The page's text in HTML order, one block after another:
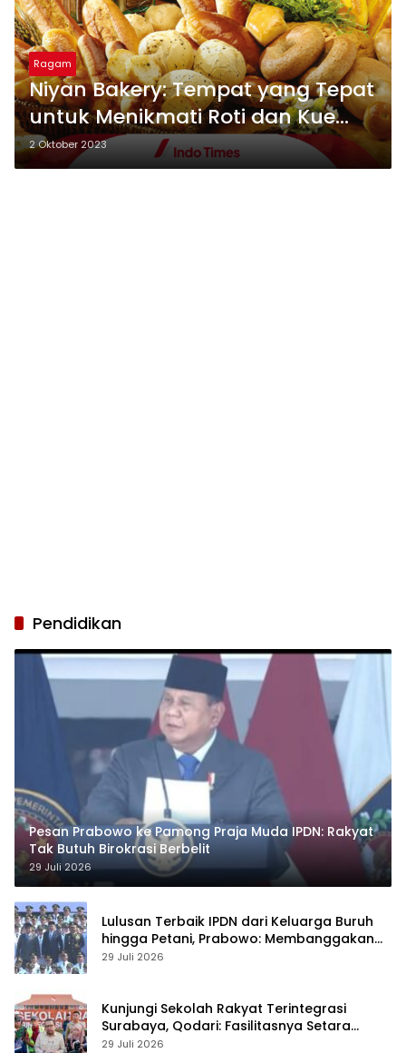
Ragam
Niyan Bakery: Tempat yang Tepat
untuk Menikmati Roti dan Kue
yang Lezat di Kota Batam
2 Oktober 2023
Pendidikan
Pesan Prabowo ke Pamong Praja Muda IPDN: Rakyat
Tak Butuh Birokrasi Berbelit
29 Juli 2026
Lulusan Terbaik IPDN dari Keluarga Buruh
hingga Petani, Prabowo: Membanggakan
Hati Saya
29 Juli 2026
Kunjungi Sekolah Rakyat Terintegrasi
Surabaya, Qodari: Fasilitasnya Setara
Sekolah Swasta Terbaik
29 Juli 2026